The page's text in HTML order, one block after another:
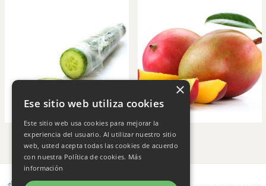
×
Ese sitio web utiliza cookies
Este sitio web usa cookies para mejorar la
experiencia del usuario. Al utilizar nuestro sitio
web, usted acepta todas las cookies de acuerdo
con nuestra Política de cookies. Más
información